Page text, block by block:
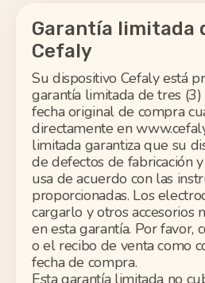
Garantía limitada
Cefaly
Su dispositivo Cefalyestá
garantía limitada de tres
fecha original de compra
directamente en
limitada garantiza que su
de defectos de fabricación
usa deacuerdo conlas
proporcionadas. Los
cargarlo y otros accesorios
en esta garantía. Por favor,
o el recibo de venta como
fecha de compra.
Esta garantía limitada no